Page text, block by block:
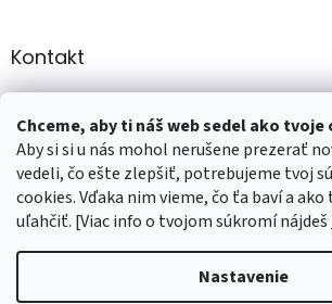
Chceme, aby ti náš web sedel ako
Aby si si u nás mohol nerušene prezerať
vedeli, čo ešte zlepšiť, potrebujeme tvoj
cookies. Vďaka nim vieme, čo ťa baví a ako
uľahčiť. [Viac info o tvojom súkromí nájdeš
Nastavenie
Kontakt
+421 907947783
Vytvoril Shoptet